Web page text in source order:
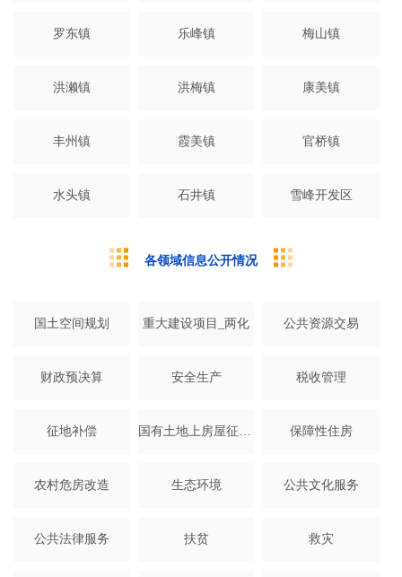
罗东镇 乐峰镇 梅山镇
洪濑镇 洪梅镇 康美镇
丰州镇 霞美镇 官桥镇
水头镇 石井镇 雪峰开发区
各领域信息公开情况
国土空间规划 重大建设项目_两化 公共资源交易
财政预决算 安全生产 税收管理
征地补偿 保障性住房
农村危房改造 生态环境 公共文化服务
公共法律服务 扶贫 救灾